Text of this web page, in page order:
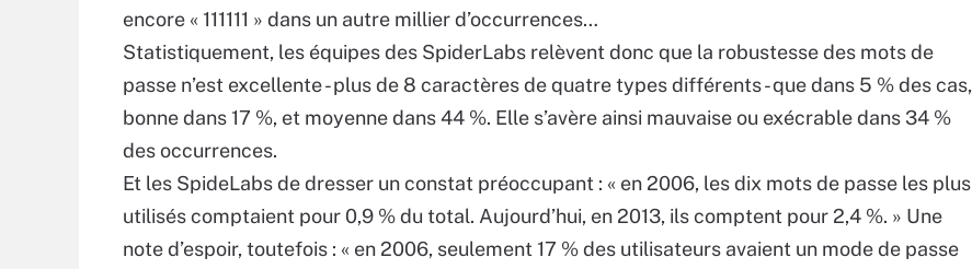
encore « 111111 » dans un autre millier d’occurrences…
Statistiquement, les équipes des SpiderLabs relèvent donc que la robustesse des mots de
passe n’est excellente - plus de 8 caractères de quatre types différents - que dans 5 % des cas,
bonne dans 17 %, et moyenne dans 44 %. Elle s’avère ainsi mauvaise ou exécrable dans 34 %
des occurrences.
Et les SpideLabs de dresser un constat préoccupant : « en 2006, les dix mots de passe les plus
utilisés comptaient pour 0,9 % du total. Aujourd’hui, en 2013, ils comptent pour 2,4 %. » Une
note d’espoir, toutefois : « en 2006, seulement 17 % des utilisateurs avaient un mode de passe